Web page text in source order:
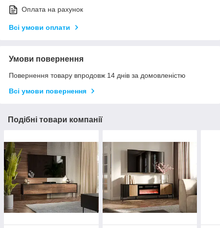
Оплата на рахунок
Всі умови оплати
Умови повернення
Повернення товару впродовж 14 днів за домовленістю
Всі умови повернення
Подібні товари компанії